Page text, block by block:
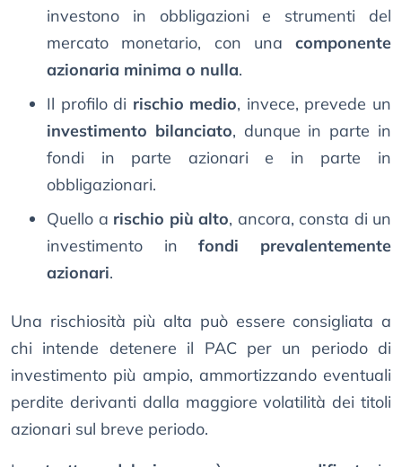
investono in obbligazioni e strumenti del
mercato monetario, con una componente
azionaria minima o nulla.
Il profilo di rischio medio, invece, prevede un
investimento bilanciato, dunque in parte in
fondi in parte azionari e in parte in
obbligazionari.
Quello a rischio più alto, ancora, consta di un
investimento infondi prevalentemente
azionari.
Una rischiosità più alta può essere consigliata a
chi intende detenere il PAC per un periodo di
investimento più ampio, ammortizzando eventuali
perdite derivanti dalla maggiore volatilità dei titoli
azionari sul breve periodo.